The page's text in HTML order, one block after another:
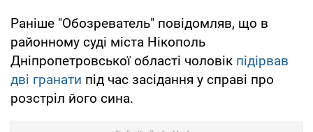
Раніше "Обозреватель" повідомляв, що в
районному суді міста Нікополь
Дніпропетровської області чоловік підірвав
дві гранати під час засідання у справі про
розстріл його сина.